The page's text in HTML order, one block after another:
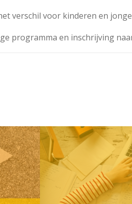
verschil voor kinderen en
programma en inschrijving